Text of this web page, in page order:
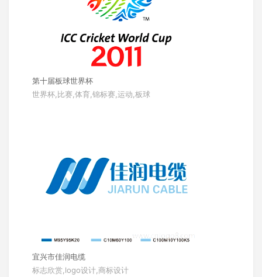
第十届板球世界杯
世界杯,比赛,体育,锦标赛,运动,板球
宜兴市佳润电缆
标志欣赏,logo设计,商标设计